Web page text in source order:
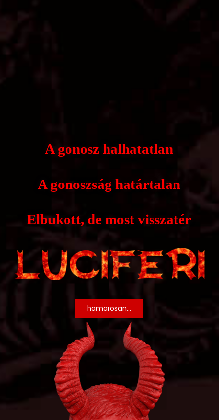
A gonosz halhatatlan
A gonoszság határtalan
Elbukott, de most visszatér
hamarosan...